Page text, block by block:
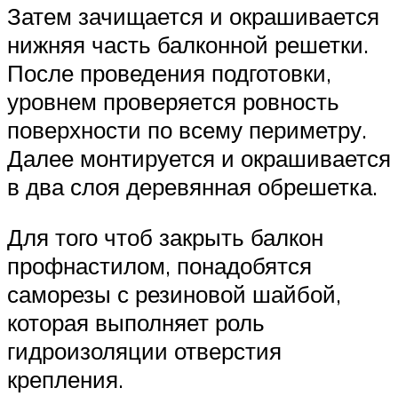
Затем зачищается и окрашивается
нижняя часть балконной решетки.
После проведения подготовки,
уровнем проверяется ровность
поверхности по всему периметру.
Далее монтируется и окрашивается
в два слоя деревянная обрешетка.
Для того чтоб закрыть балкон
профнастилом, понадобятся
саморезы с резиновой шайбой,
которая выполняет роль
гидроизоляции отверстия
крепления.